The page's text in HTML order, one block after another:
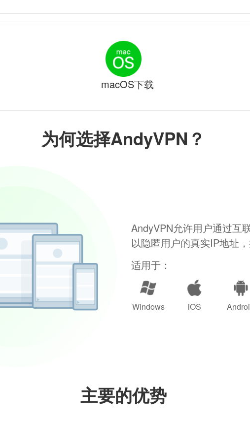
为何选择AndyVPN？
AndyVPN允许用户通过互
以隐匿用户的真实IP地址
适用于：
Windows iOS
主要的优势
macOS下载